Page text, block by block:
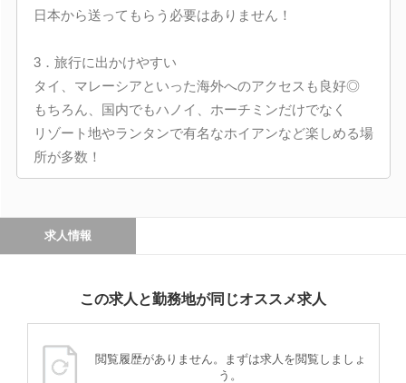
日本から送ってもらう必要はありません！
3．旅行に出かけやすい
タイ、マレーシアといった海外へのアクセスも良好◎
もちろん、国内でもハノイ、ホーチミンだけでなく
リゾート地やランタンで有名なホイアンなど楽しめる場
所が多数！
求人情報
この求人と勤務地が同じオススメ求人
閲覧履歴がありません。まずは求人を閲覧しましょ
う。